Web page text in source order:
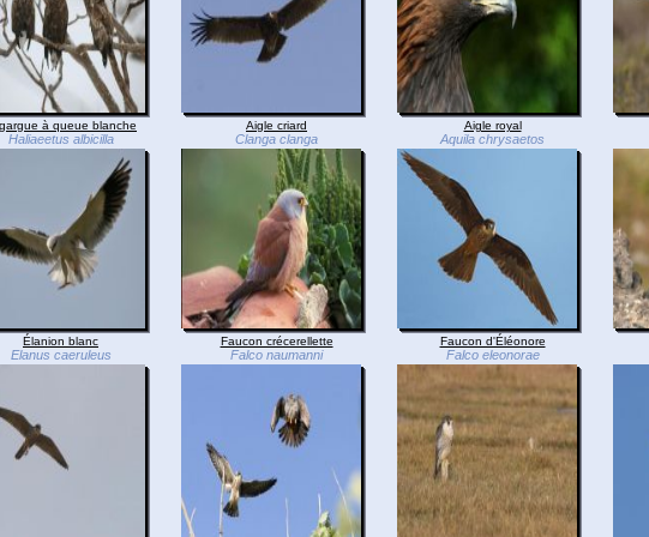
à queue blanche
Haliaeetus albicilla
Aigle criard
Clanga clanga
Aigle royal
Aquila chrysaetos
Élanion blanc
Elanus caeruleus
Faucon crécerellette
Falco naumanni
Faucon d'Éléonore
Falco eleonorae